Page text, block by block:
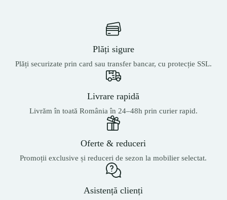
Plăți sigure
Plăți securizate prin card sau transfer bancar, cu protecție SSL.
Livrare rapidă
Livrăm în toată România în 24–48h prin curier rapid.
Oferte & reduceri
Promoții exclusive și reduceri de sezon la mobilier selectat.
Asistență clienți